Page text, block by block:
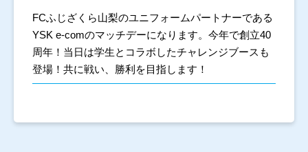
FCふじざくら山梨のユニフォームパートナーである
YSK e-comのマッチデーになります。今年で創立40
周年！当日は学生とコラボしたチャレンジブースも
登場！共に戦い、勝利を目指します！